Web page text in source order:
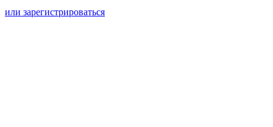
или зарегистрироваться